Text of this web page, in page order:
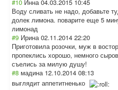
#10 Инна 04.03.2015 10:45
Воду сливать не надо, добавьте
долек лимона. поварите еще 5
лимонад
#9 Ирина 02.11.2014 22:20
Приготовила розочки, муж в
пропеклись хорошо, немного
съелись за милую душу!
#8 мадина 12.10.2014 08:13
выглядит аппетитненько